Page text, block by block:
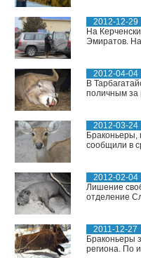
2012-12-29
На
Эмиратов.
2012-04-04
В
поличным за
2012-03-24
Браконьеры,
сообщили в
2012-02-04
Лишение
отделение
2011-12-27
Браконьеры
региона. По